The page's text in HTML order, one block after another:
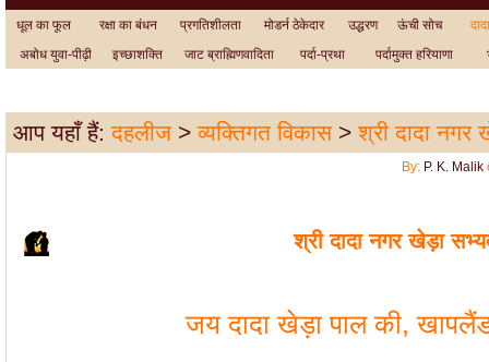
धूल का फूल रक्षा का बंधन प्रगतिशीलता मोडर्न ठेकेदार उद्धरण ऊंची सोच
अबोध युवा-पीढ़ी
इच्छाशक्ति जाट ब्राह्मिणवादिता पर्दा-प्रथा पर्दामुक्त हरियाणा
आप यहाँ हैं:दहलीज >व्यक्तिगत विकास >श्री दादा नगर
By: P. K. Malik
श्री दादा नगर खेड़ा
जय दादा खेड़ा पाल की,